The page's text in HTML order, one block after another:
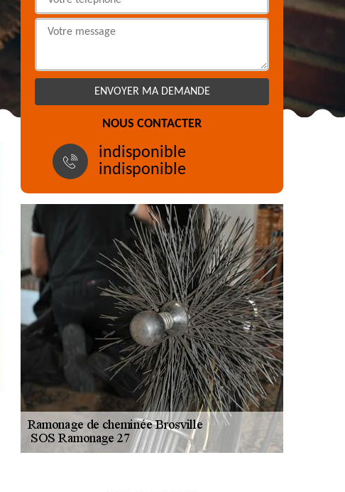
NOUS CONTACTER
indisponible
indisponible